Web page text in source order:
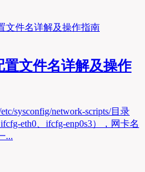
置文件名详解及操作
sysconfig/network-scripts/目录
eth0、ifcfg-enp0s3），网卡名
...